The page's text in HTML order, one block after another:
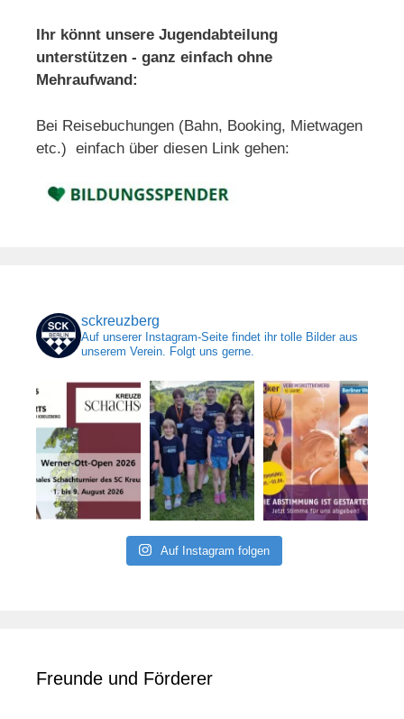
Ihr könnt unsere Jugendabteilung
unterstützen - ganz einfach ohne
Mehraufwand:
Bei Reisebuchungen (Bahn, Booking, Mietwagen
etc.) einfach über diesen Link gehen:
sckreuzberg
Auf unserer Instagram-Seite findet ihr tolle Bilder aus
unserem Verein. Folgt uns gerne.
Auf Instagram folgen
Freunde und Förderer